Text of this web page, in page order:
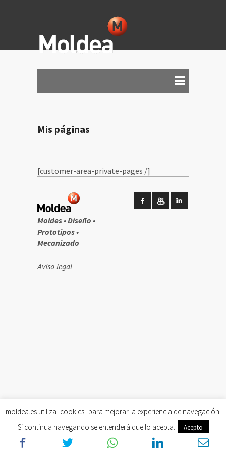
Mis páginas
[customer-area-private-pages /]
Moldes • Diseño •
Prototipos •
Mecanizado
Aviso legal
moldea.es utiliza "cookies" para mejorar la experiencia de navegación.
Si continua navegando se entenderá que lo acepta.
Acepto
Más información